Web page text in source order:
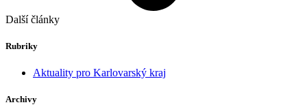
Další články
Rubriky
Aktuality pro Karlovarský kraj
Archivy